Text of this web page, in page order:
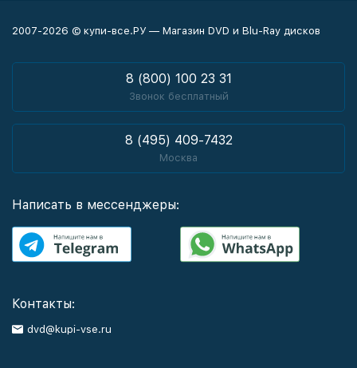
2007-2026 © купи-все.РУ — Магазин DVD и Blu-Ray дисков
8 (800) 100 23 31
Звонок бесплатный
8 (495) 409-7432
Москва
Написать в мессенджеры:
Контакты:
dvd@kupi-vse.ru